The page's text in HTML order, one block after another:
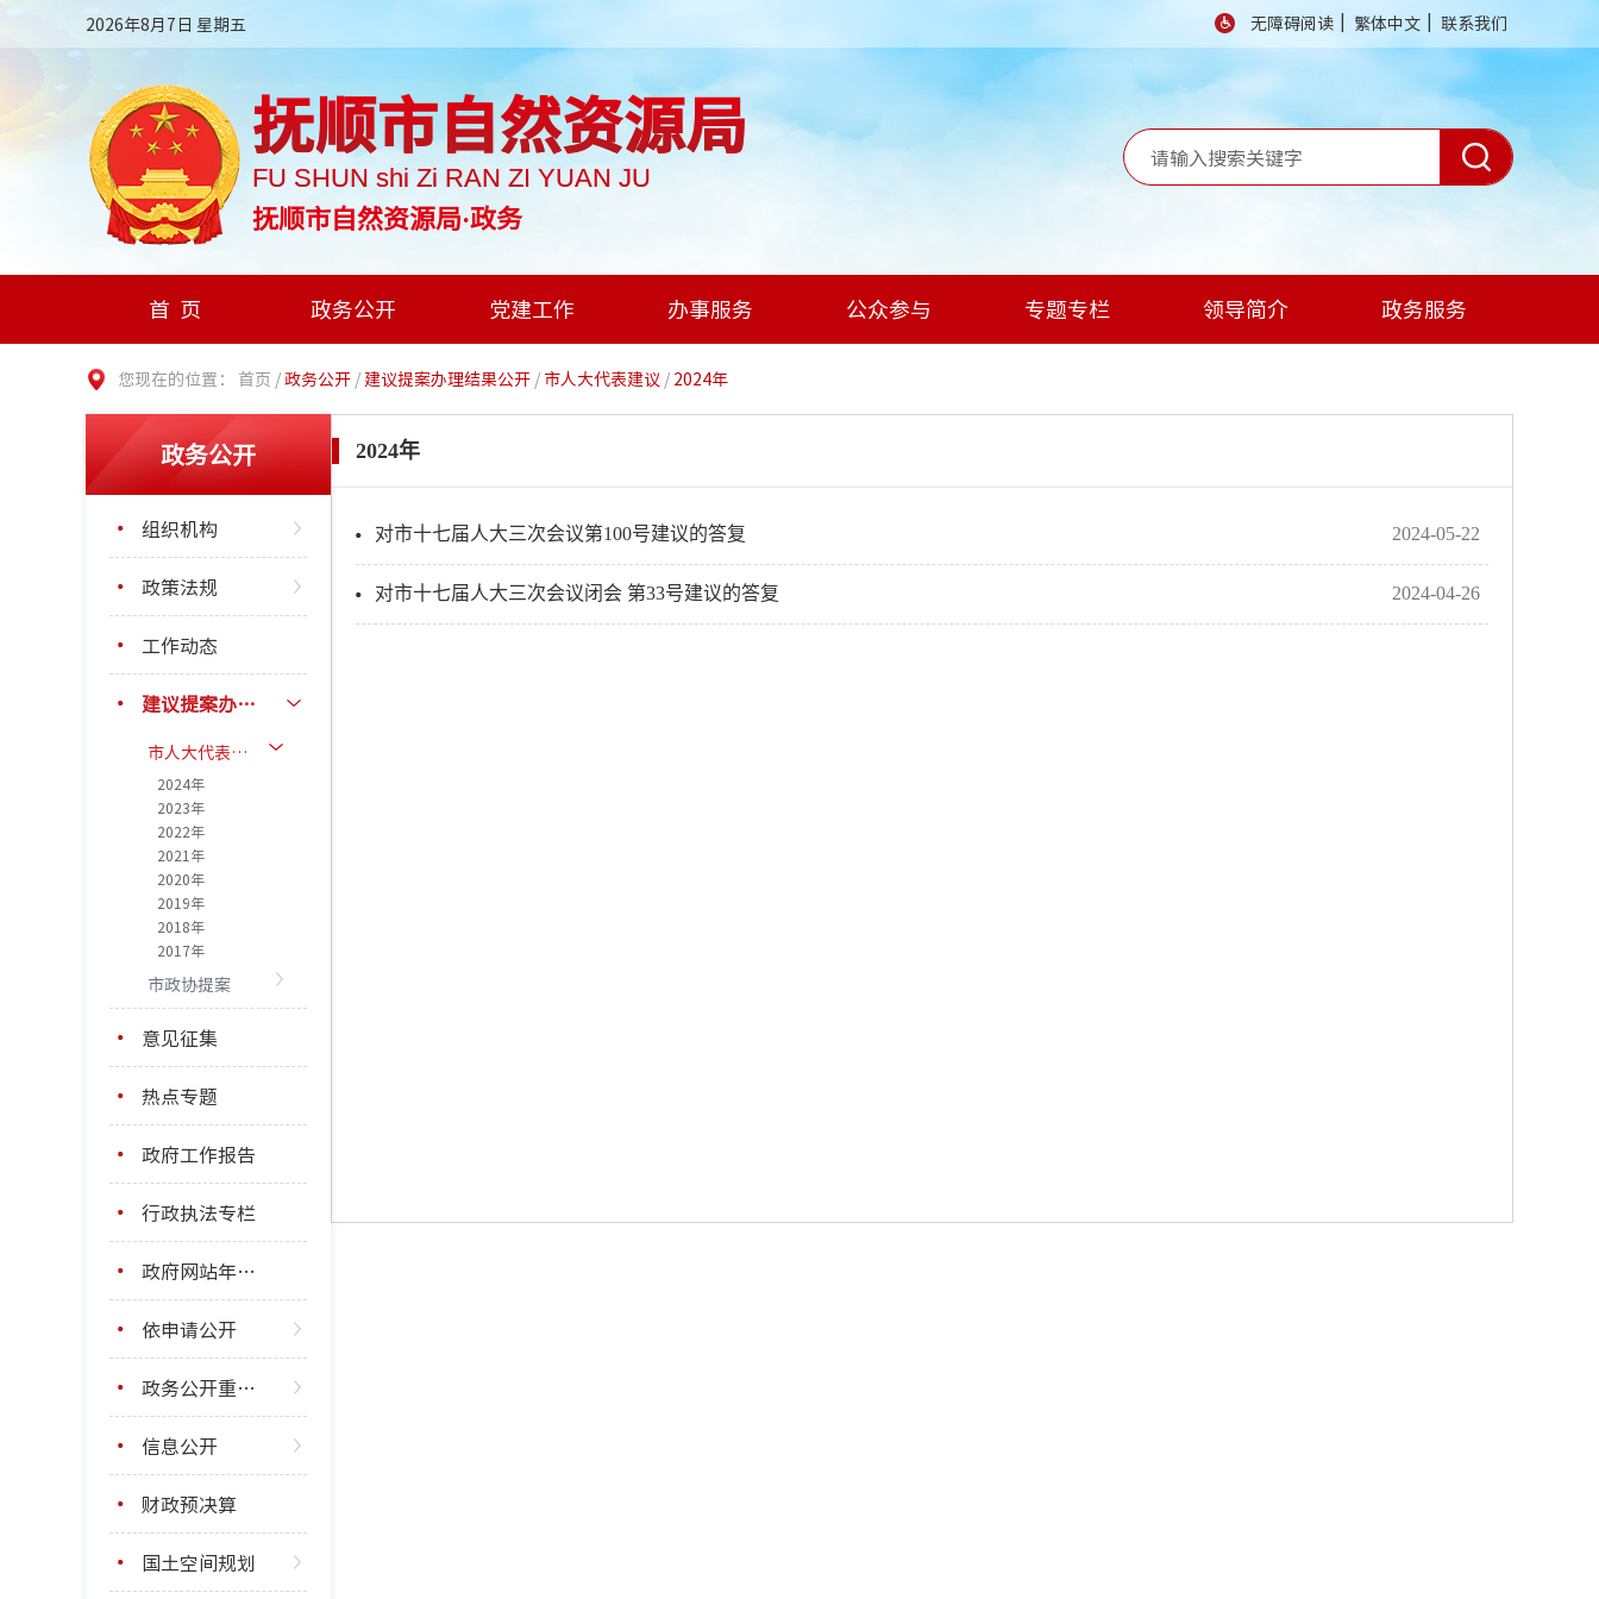
2026年8月7日 星期五 无障碍阅读 | 繁体中文 | 联系我们
抚顺市自然资源局
FU SHUN shi Zi RAN ZI YUAN JU
抚顺市自然资源局·政务
首页 政务公开 党建工作 办事服务 公众参与 专题专栏 领导简介 政务服务
您现在的位置： 首页 /政务公开 / 建议提案办理结果公开 / 市人大代表建议 / 2024年
政务公开
组织机构
政策法规
工作动态
建议提案办理结果公开
市人大代表建议
2024年
2023年
2022年
2021年
2020年
2019年
2018年
2017年
市政协提案
意见征集
热点专题
政府工作报告
行政执法专栏
政府网站年度报表
依申请公开
政务公开重点工作
信息公开
财政预决算
国土空间规划
2024年
对市十七届人大三次会议第100号建议的答复 2024-05-22
对市十七届人大三次会议闭会 第33号建议的答复 2024-04-26